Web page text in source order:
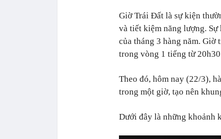
Giờ Trái Đất là sự kiện
và tiết kiệm năng lượng.
của tháng 3 hàng năm.
trong vòng 1 tiếng từ
Theo đó, hôm nay (22/3),
trong một giờ, tạo nên
Dưới đây là những khoảnh